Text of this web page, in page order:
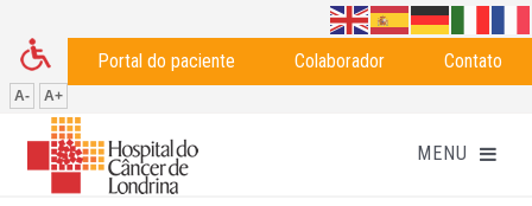
Portal do paciente Colaborador Contato
A- A+